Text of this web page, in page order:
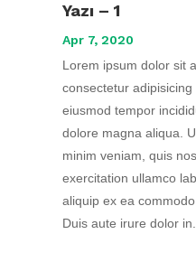
Yazı – 1
Apr 7, 2020
Lorem ipsum dolor sit
consectetur
eiusmod tempor
dolore magna aliqua.
minim veniam, quis
exercitation ullamco
aliquip ex ea
Duis aute irure dolor